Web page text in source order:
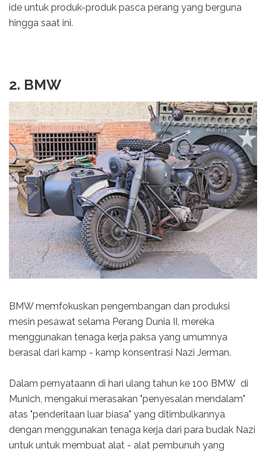
ide untuk produk-produk pasca perang yang berguna
hingga saat ini.
2. BMW
BMW memfokuskan pengembangan dan produksi
mesin pesawat selama Perang Dunia II, mereka
menggunakan tenaga kerja paksa yang umumnya
berasal dari kamp - kamp konsentrasi Nazi Jerman.
Dalam pernyataann di hari ulang tahun ke 100 BMW di
Munich, mengakui merasakan "penyesalan mendalam"
atas "penderitaan luar biasa" yang ditimbulkannya
dengan menggunakan tenaga kerja dari para budak Nazi
untuk untuk membuat alat - alat pembunuh yang